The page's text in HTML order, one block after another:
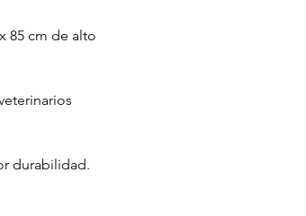
85 cm de alto
durabilidad.